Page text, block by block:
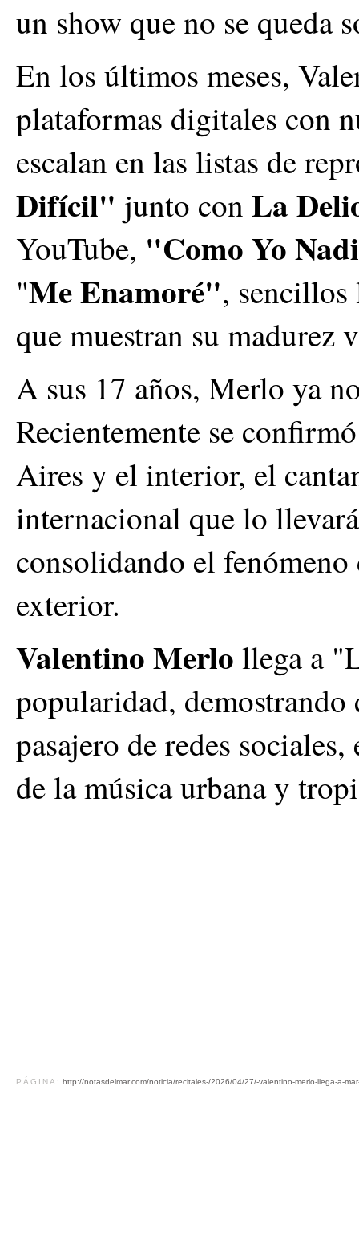
un show que no se queda
En los últimos meses,
plataformas digitales con
escalan en las listas de
Difícil" junto con La
YouTube, "Como Yo
"Me Enamoré", sencillos
que muestran su madurez
A sus 17 años, Merlo ya
Recientemente se
Aires y el interior, el
internacional que lo
consolidando el
exterior.
Valentino Merlo llega a
popularidad,
pasajero de redes
de la música urbana y
PÁGINA: http://notasdelmar.com/noticia/recitales-/2026/04/27/-valentino-merlo-llega-a-